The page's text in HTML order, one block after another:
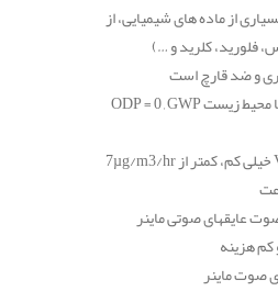
از ماده های شیمیایی، از
فلورید، کلرید و …)
و ضد قارچ است
محیط زیستODP = 0 , GWP
خیلی کم، کمتر از7µg/m3/hr
عایقهای صوتی ماینر
هزینه
صوت ماینر